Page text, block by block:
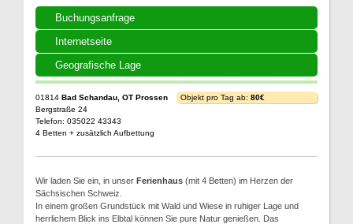
Buchungsanfrage
Internetseite
Geografische Lage
01814 Bad Schandau, OT Prossen
Bergstraße 24
Telefon: 035022 43343
4 Betten + zusätzlich Aufbettung
Objekt pro Tag ab: 80€
Wir laden Sie ein, in unser Ferienhaus (mit 4 Betten) im Herzen der
Sächsischen Schweiz.
In einem großen Grundstück mit Wald und Wiese in ruhiger Lage und
herrlichem Blick ins Elbtal können Sie pure Natur genießen. Das